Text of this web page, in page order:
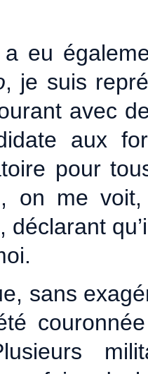
eu
, je suis
avec
aux
pour
on me
déclarant
sans